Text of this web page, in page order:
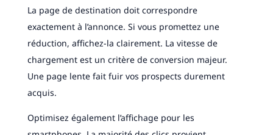
La page de destination doit correspondre
exactement à l’annonce. Si vous promettez une
réduction, affichez-la clairement. La vitesse de
chargement est un critère de conversion majeur.
Une page lente fait fuir vos prospects durement
acquis.
Optimisez également l’affichage pour les